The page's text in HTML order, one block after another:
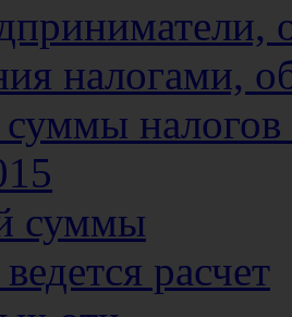
налогами,
налогов